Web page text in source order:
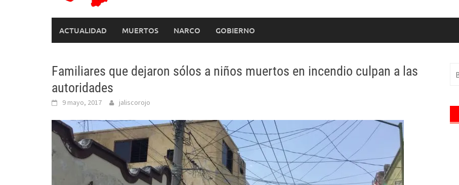
ACTUALIDAD MUERTOS NARCO GOBIERNO
Familiares que dejaron sólos a niños muertos en incendio culpan a las
autoridades
9 mayo, 2017 jaliscorojo